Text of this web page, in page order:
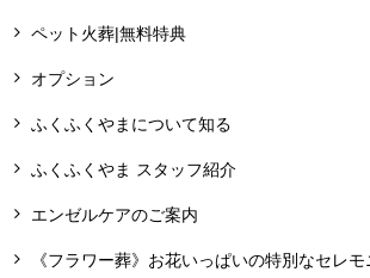
ペット火葬|無料特典
オプション
ふくふくやまについて知る
ふくふくやま スタッフ紹介
エンゼルケアのご案内
《フラワー葬》お花いっぱいの特別なセレモ